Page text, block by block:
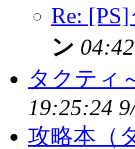
Re:
ン
タクティ
19:25:24
攻略本（